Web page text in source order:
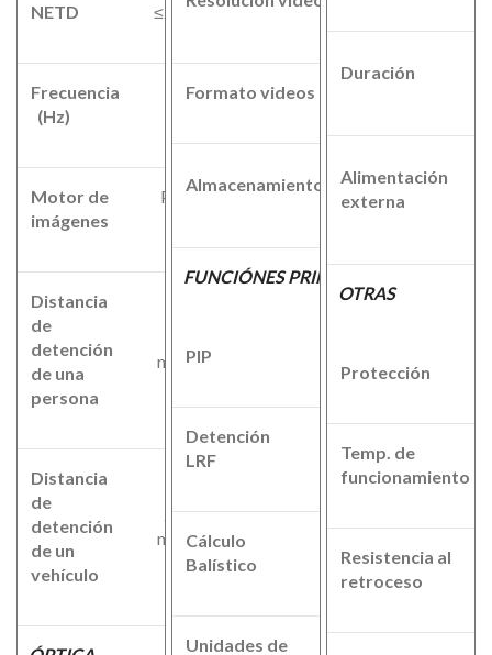
NETD ≤25 mK
Frecuencia
(Hz)
50
Motor de
imágenes
PARD
Distancia
de
detención
de una
persona
metros
Distancia
de
detención
de un
vehículo
2600
metros
Formato videos
Almacenamiento
Micro SD
(128GB)
FUNCIÓNES PRINCIPALES
PIP
Detención
LRF
-
Cálculo
Balístico
-
Unidades de
Duración
Alimentación
externa
OTRAS
Protección
Temp. de
funcionamiento
Resistencia al
retroceso